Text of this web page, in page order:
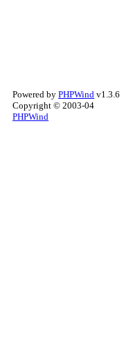
Powered by PHPWind v1.3.6
Copyright © 2003-04
PHPWind